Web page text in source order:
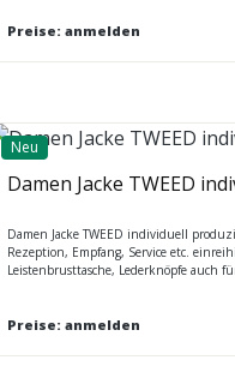
Preise: anmelden
Neu
Damen Jacke TWEED
Damen Jacke TWEED individuell
Rezeption, Empfang, Service etc.
Leistenbrusttasche, Lederknöpfe auch
Sonderfertigungen mit individueller
Preise: anmelden